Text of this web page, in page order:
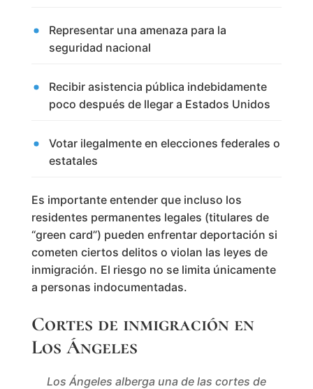
Representar una amenaza para la
seguridad nacional
Recibir asistencia pública indebidamente
poco después de llegar a Estados Unidos
Votar ilegalmente en elecciones federales o
estatales
Es importante entender que incluso los
residentes permanentes legales (titulares de
“green card”) pueden enfrentar deportación si
cometen ciertos delitos o violan las leyes de
inmigración. El riesgo no se limita únicamente
a personas indocumentadas.
Cortes de inmigración en
Los Ángeles
Los Ángeles alberga una de las cortes de